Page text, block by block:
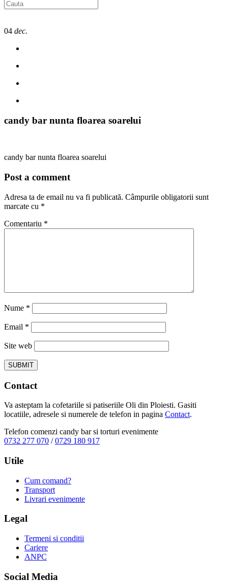
04 dec.
candy bar nunta floarea soarelui
candy bar nunta floarea soarelui
Post a comment
Adresa ta de email nu va fi publicată. Câmpurile obligatorii sunt
marcate cu *
Comentariu *
Nume *
Email *
Site web
Contact
Va asteptam la cofetariile si patiseriile Oli din Ploiesti. Gasiti
locatiile, adresele si numerele de telefon in pagina Contact.
Telefon comenzi candy bar si torturi evenimente
0732 277 070 /0729 180 917
Utile
Cum comand?
Transport
Livrari evenimente
Legal
Termeni si conditii
Cariere
ANPC
Social Media